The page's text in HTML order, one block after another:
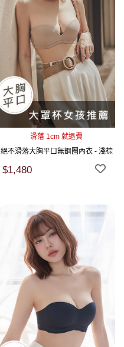
滑落 1cm 就退費
絕不滑落大胸平口無鋼圈內衣 - 淺棕
$1,480